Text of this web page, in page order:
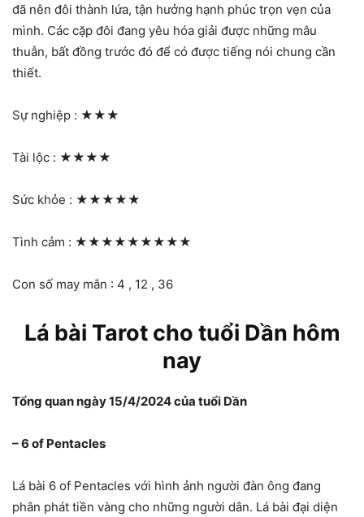
đã nên đôi thành lứa, tận hưởng hạnh phúc trọn vẹn của
mình. Các cặp đôi đang yêu hóa giải được những mâu
thuẫn, bất đồng trước đó để có được tiếng nói chung cần
thiết.
Sự nghiệp : ★★★
Tài lộc : ★★★★
Sức khỏe : ★★★★★
Tình cảm : ★★★★★★★★★
Con số may mắn : 4 , 12 , 36
Lá bài Tarot cho tuổi Dần hôm
nay
Tổng quan ngày 15/4/2024 của tuổi Dần
– 6 of Pentacles
Lá bài 6 of Pentacles với hình ảnh người đàn ông đang
phân phát tiền vàng cho những người dân. Lá bài đại diện